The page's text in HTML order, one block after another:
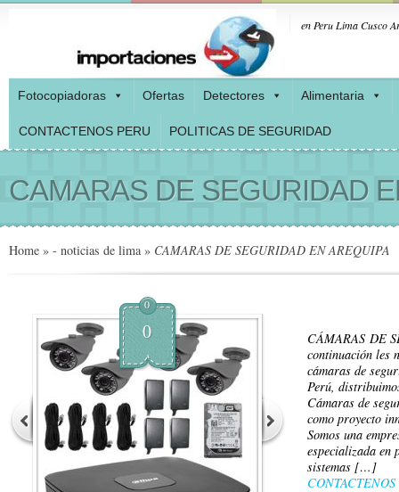
en Peru Lima Cusco
Fotocopiadoras Ofertas Detectores Alimentaria
CONTACTENOS PERU POLITICAS DE SEGURIDAD
CAMARAS DE SEGURIDAD
Home » - noticias de lima » CAMARAS DE SEGURIDAD EN AREQUIPA
0
0
CÁMARAS DE
continuación les
cámaras de
Perú,
Cámaras de
como proyecto
Somos una
especializada en
sistemas […]
CONTACTENOS